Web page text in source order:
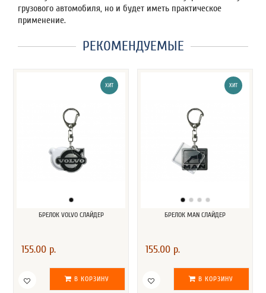
грузового автомобиля, но и будет иметь практическое
применение.
РЕКОМЕНДУЕМЫЕ
ХИТ
БРЕЛОК VOLVO СЛАЙДЕР
155.00 р.
В КОРЗИНУ
ХИТ
БРЕЛОК MAN СЛАЙДЕР
155.00 р.
В КОРЗИНУ